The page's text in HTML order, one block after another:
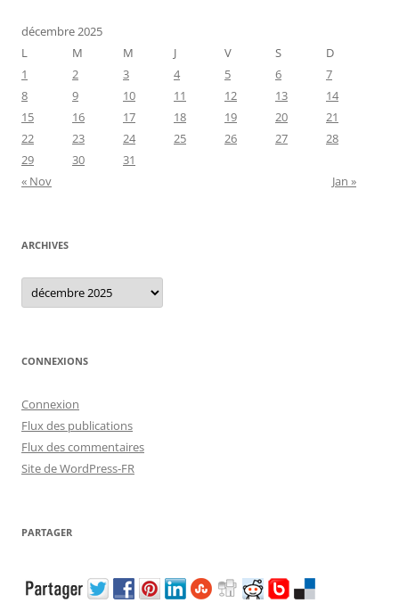
décembre 2025
L
M M J V S
D
1
2 3 4 5 6
7
8
9 10 11 12 13
14
15
16 17 18 19 20
21
22
23 24 25 26 27
28
29
30
31
« Nov
Jan »
ARCHIVES
Archives
CONNEXIONS
Connexion
Flux des publications
Flux des commentaires
Site de WordPress-FR
PARTAGER